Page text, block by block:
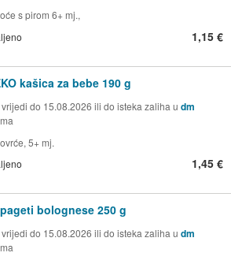
s pirom 6+ mj.,
1,15 €
kašica za bebe 190 g
do 15.08.2026 ili do isteka zaliha u dm
5+ mj.
1,45 €
bolognese 250 g
do 15.08.2026 ili do isteka zaliha u dm